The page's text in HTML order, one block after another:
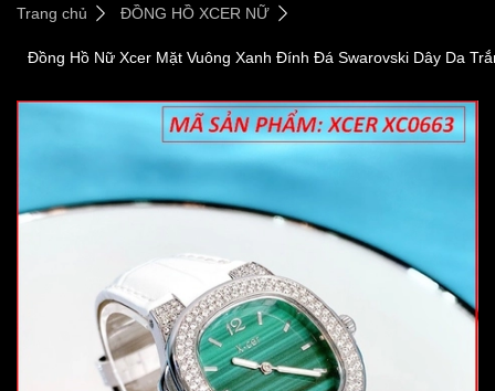
Trang chủ ĐỒNG HỒ XCER NỮ
Đồng Hồ Nữ Xcer Mặt Vuông Xanh Đính Đá Swarovski Dây Da